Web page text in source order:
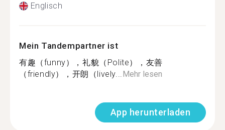
Englisch
Mein Tandempartner ist
有趣（funny），礼貌（Polite），友善
（friendly），开朗（lively...Mehr lesen
App herunterladen